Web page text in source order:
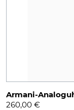
Armani-
260,00 €